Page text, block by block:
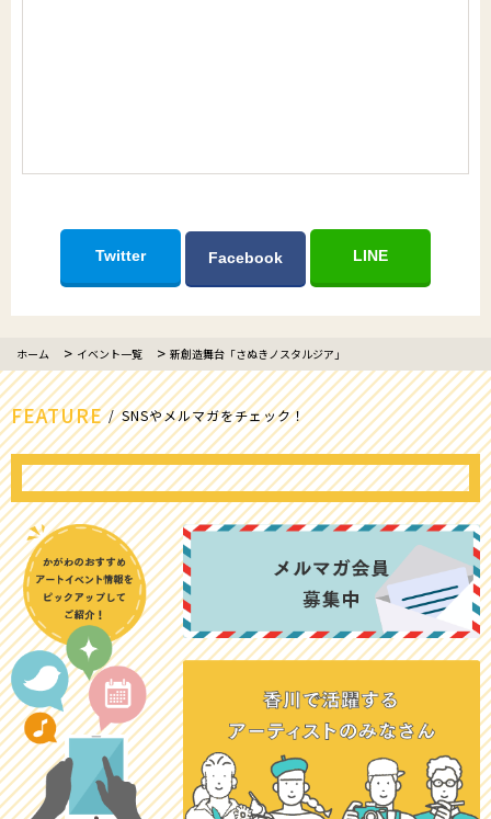
Twitter Facebook LINE
ホーム イベント一覧 新創造舞台「さぬきノスタルジア」
FEATURE SNSやメルマガをチェック！